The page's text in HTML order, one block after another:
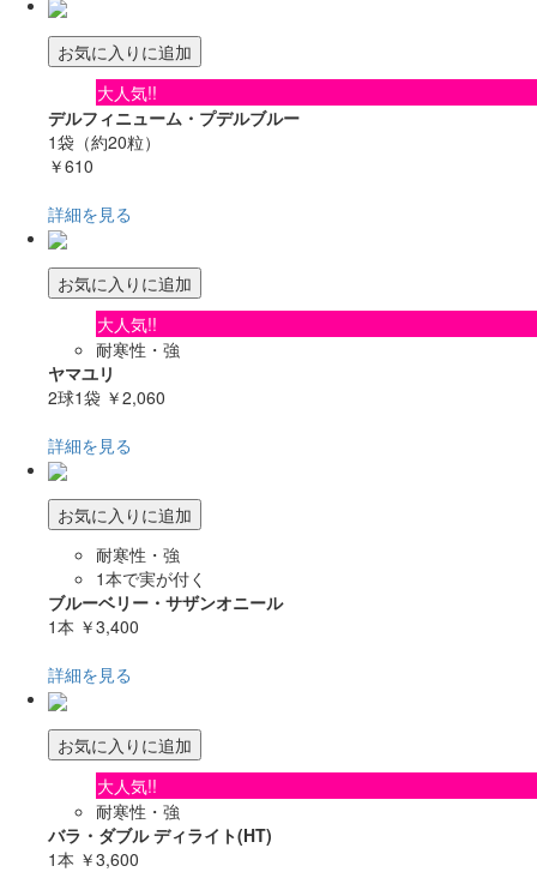
お気に入りに追加
大人気!!
デルフィニューム・プデルブルー
1袋（約20粒）
￥610
詳細を見る
お気に入りに追加
大人気!!
耐寒性・強
ヤマユリ
2球1袋 ￥2,060
詳細を見る
お気に入りに追加
耐寒性・強
1本で実が付く
ブルーベリー・サザンオニール
1本 ￥3,400
詳細を見る
お気に入りに追加
大人気!!
耐寒性・強
バラ・ダブル ディライト(HT)
1本 ￥3,600